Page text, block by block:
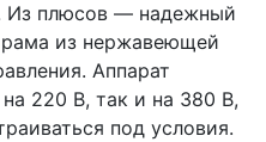
Из плюсов — надежный
из нержавеющей
Аппарат
220 В, так и на 380 В,
под условия.